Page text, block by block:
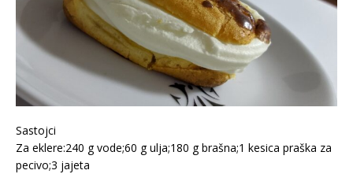
Sastojci
Za eklere:240 g vode;60 g ulja;180 g brašna;1 kesica praška za
pecivo;3 jajeta